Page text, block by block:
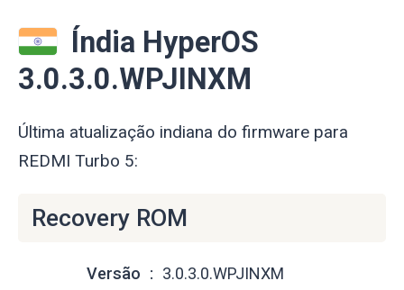
Índia HyperOS
3.0.3.0.WPJINXM
Última atualização indiana do firmware para
REDMI Turbo 5:
Recovery ROM
Versão
3.0.3.0.WPJINXM